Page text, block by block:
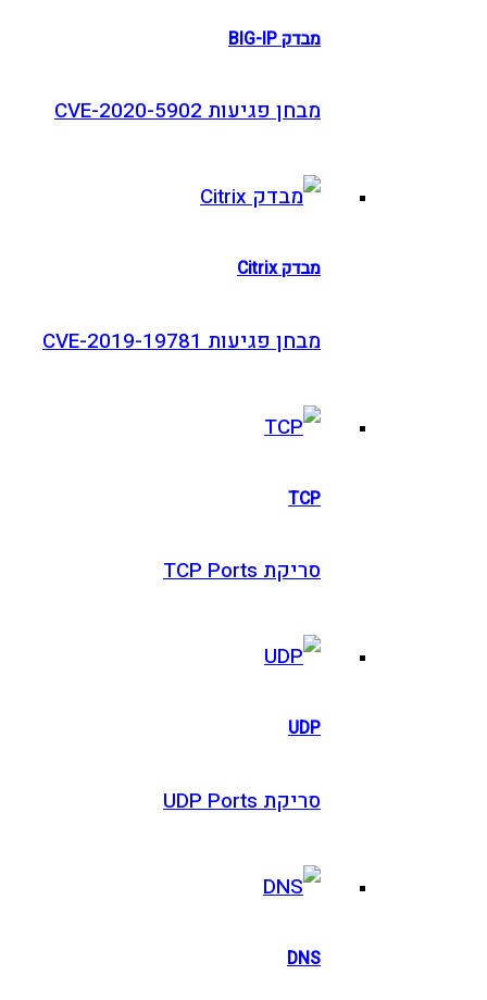
מבחן פגיעות CVE-2020-5902
מבחן פגיעות CVE-2019-19781
סריקת TCP Ports
סריקת UDP Ports